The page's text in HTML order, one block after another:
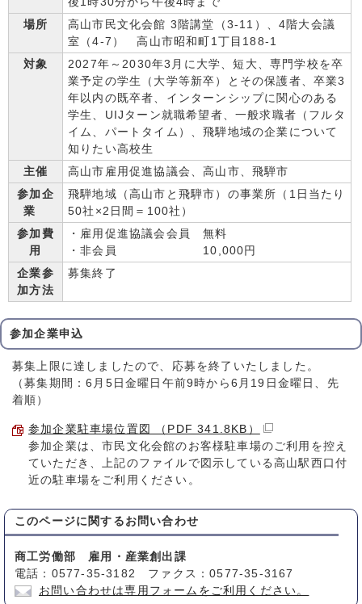
場所
高山市民文化会館 3階講堂（3-11）、4階大会議
室（4-7） 高山市昭和町1丁目188-1
対象
2027年～2030年3月に大学、短大、専門学校を卒
業予定の学生（大学等新卒）とその保護者、卒業3
年以内の既卒者、インターンシップに関心のある
学生、UIJターン就職希望者、一般求職者（フルタ
イム、パートタイム）、飛騨地域の企業について
知りたい高校生
主催
高山市雇用促進協議会、高山市、飛騨市
参加企
業
飛騨地域（高山市と飛騨市）の事業所（1日当たり
50社×2日間＝100社）
参加費
用
・雇用促進協議会会員 無料
・非会員 10,000円
企業参
加方法
募集終了
参加企業申込
募集上限に達しましたので、応募を終了いたしました。
（募集期間：6月5日金曜日午前9時から6月19日金曜日、先
着順）
参加企業駐車場位置図 （PDF 341.8KB）
参加企業は、市民文化会館のお客様駐車場のご利用を控え
ていただき、上記のファイルで図示している高山駅西口付
近の駐車場をご利用ください。
このページに関する お問い合わせ
商工労働部 雇用・産業創出課
電話：0577-35-3182 ファクス：0577-35-3167
お問い合わせは専用フォームをご利用ください。